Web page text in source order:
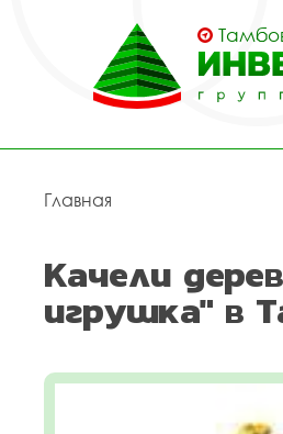
Главная
Качели
игрушка" в